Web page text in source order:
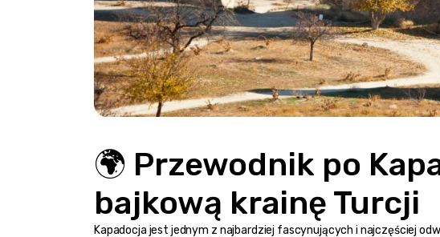
🌍 Przewodnik po
bajkową krainę Turcji